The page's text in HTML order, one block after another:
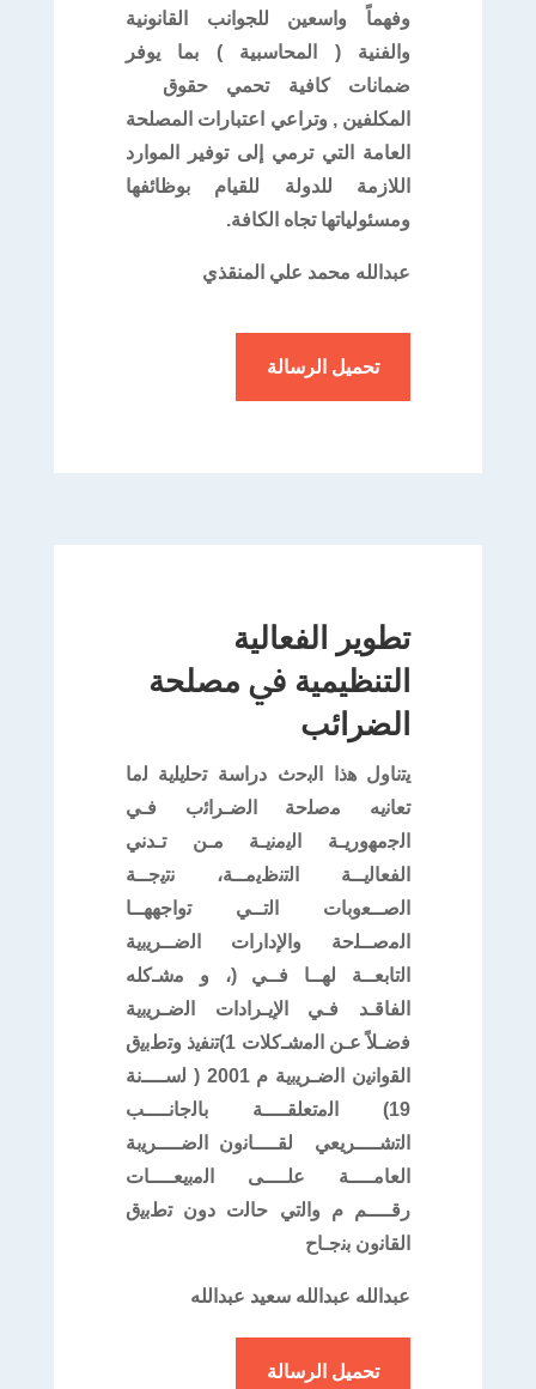
وفهماً واسعين للجوانب القانونية
والفنية ( المحاسبية ) بما يوفر
ضمانات كافية تحمي حقوق
المكلفين , وتراعي اعتبارات المصلحة
العامة التي ترمي إلى توفير الموارد
اللازمة للدولة للقيام بوظائفها
ومسئولياتها تجاه الكافة.
عبدالله محمد علي المنقذي
تحميل الرسالة
ﺗﻄﻮﻳﺮ ﺍﻟﻔﻌﺎﻟﻴﺔ
ﺍﻟﺘﻨﻈﻴﻤﻴﺔ ﰲ ﻣﺼﻠﺤﺔ
ﺍﻟﻀﺮﺍﺋﺐ
ﯾﺗﻧﺎول ﻫذا اﻟﺑﺣث دراﺳﺔ ﺗﺣﻠﯾﻠﯾﺔ ﻟﻣﺎ
ﺗﻌﺎﻧﯾﻪ ﻣﺻﻠﺣﺔ اﻟﺿـراﺋب ﻓـﻲ
اﻟﺟﻣﻬورﯾـﺔ اﻟﯾﻣﻧﯾـﺔ ﻣـن ﺗـدﻧﻲ
اﻟﻔﻌﺎﻟﯾــﺔ اﻟﺗﻧظﯾﻣــﺔ، ﻧﺗﯾﺟــﺔ
اﻟﺻــﻌوﺑﺎت اﻟﺗــﻲ ﺗواﺟﻬﻬــﺎ
اﻟﻣﺻــﻠﺣﺔ واﻹدارات اﻟﺿــرﯾﺑﯾﺔ
اﻟﺗﺎﺑﻌــﺔ ﻟﻬــﺎ ﻓــﻲ (، و ﻣﺷـﻛﻠﻪ
اﻟﻔﺎﻗـد ﻓـﻲ اﻹﯾـرادات اﻟﺿـرﯾﺑﯾﺔ
ﻓﺿـﻼً ﻋـن اﻟﻣﺷـﻛﻼت 1)ﺗﻧﻔﯾذ وﺗطﺑﯾق
اﻟﻘواﻧﯾن اﻟﺿـرﯾﺑﯾﺔ م 2001 ( ﻟﺳــــﻧﺔ
19) اﻟﻣﺗﻌﻠﻘــــﺔ ﺑﺎﻟﺟﺎﻧــــب
اﻟﺗﺷــــرﯾﻌﻲ ﻟﻘــــﺎﻧون اﻟﺿــــرﯾﺑﺔ
اﻟﻌﺎﻣــــﺔ ﻋﻠــــﻰ اﻟﻣﺑﯾﻌــــﺎت
رﻗــــم م واﻟﺗﻲ ﺣﺎﻟت دون ﺗطﺑﯾق
اﻟﻘﺎﻧون ﺑﻧﺟـﺎح
عبدالله عبدالله سعيد عبدالله
تحميل الرسالة